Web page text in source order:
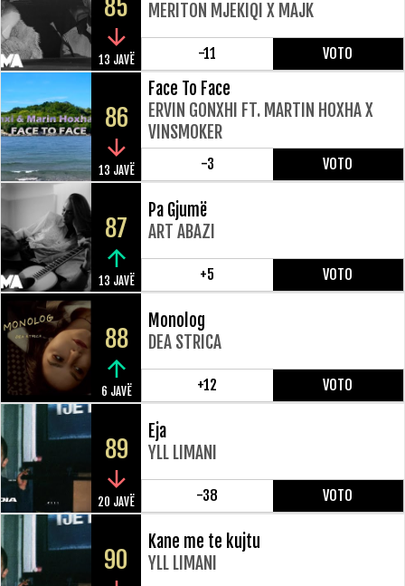
85
13 JAVË
MERITON MJEKIQI X MAJK
-11 VOTO
86
13 JAVË
Face To Face
ERVIN GONXHI FT. MARTIN HOXHA X
VINSMOKER
-3 VOTO
87
13 JAVË
Pa Gjumë
ART ABAZI
+5 VOTO
88
6 JAVË
Monolog
DEA STRICA
+12 VOTO
89
20 JAVË
Eja
YLL LIMANI
-38 VOTO
90
Kane me te kujtu
YLL LIMANI